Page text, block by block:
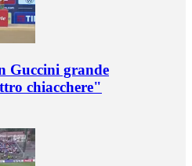
Guccini grande
chiacchere"